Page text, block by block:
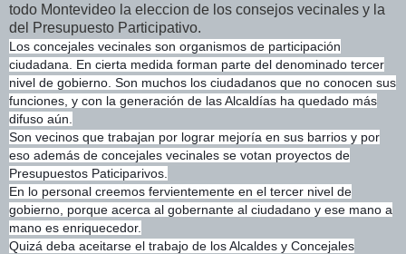
todo Montevideo la eleccion de los consejos vecinales y la
del Presupuesto Participativo.
Los concejales vecinales son organismos de participación
ciudadana. En cierta medida forman parte del denominado tercer
nivel de gobierno. Son muchos los ciudadanos que no conocen sus
funciones, y con la generación de las Alcaldías ha quedado más
difuso aún.
Son vecinos que trabajan por lograr mejoría en sus barrios y por
eso además de concejales vecinales se votan proyectos de
Presupuestos Paticiparivos.
En lo personal creemos fervientemente en el tercer nivel de
gobierno, porque acerca al gobernante al ciudadano y ese mano a
mano es enriquecedor.
Quizá deba aceitarse el trabajo de los Alcaldes y Concejales